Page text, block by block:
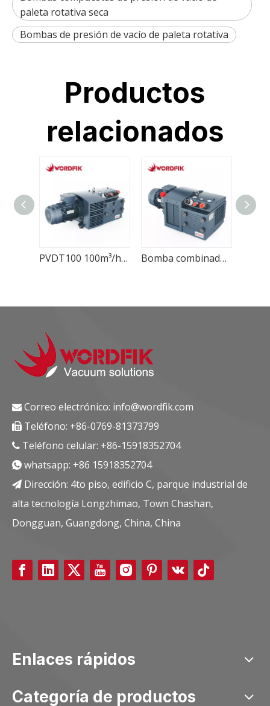
paleta rotativa seca
Bombas de presión de vacío de paleta rotativa
Productos
relacionados
PVDT100 100m³/h 120m³/h Dos puertos de succión Wordfik Bomba combinada de presión de vacío de paletas rotativas secas sin aceite Bomba combinada de presión de vacío de paletas rotativas secas PVDT80, 80m³/h, 96m³/h ±50kPa Wordfik
 Correo electrónico: info@wordfik.com
 Teléfono: +86-0769-81373799
 Teléfono celular: +86-15918352704
 whatsapp: +86 15918352704
 Dirección: 4to piso, edificio C, parque industrial de
alta tecnología Longzhimao, Town Chashan,
Dongguan, Guangdong, China, China
Enlaces rápidos
Categoría de productos